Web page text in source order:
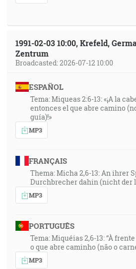
1991-02-03 10:00, Krefeld,
Zentrum
Broadcasted: 2026-07-12 10:00
ESPAÑOL
Tema: Miqueas 2:6-13: «¡A la
entonces el que abre camino
guía)!»
MP3
FRANÇAIS
Thema: Micha 2,6-13: An ihrer
Durchbrecher dahin (nicht der
MP3
PORTUGUÊS
Tema: Miquéias 2,6-13: “À
o que abre caminho (não o
MP3